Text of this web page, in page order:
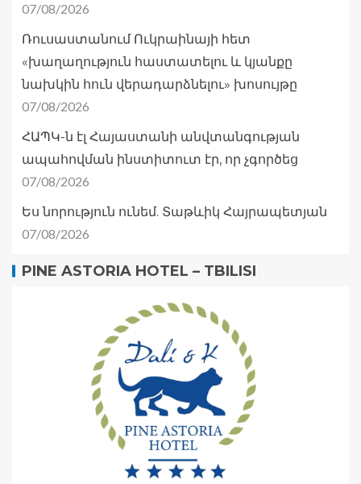
07/08/2026
Ռուսաստանում Ուկրաինայի հետ
«խաղաղություն հաստատելու և կյանքը
նախկին հուն վերադարձնելու» խոսույթը
07/08/2026
ՀԱՊԿ-ն էլ Հայաստանի անվտանգության
ապահովման ինստիտուտ էր, որ չգործեց
07/08/2026
Ես նորություն ունեմ. Տաթևիկ Հայրապետյան
07/08/2026
PINE ASTORIA HOTEL – TBILISI